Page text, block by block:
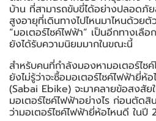
บ้าน ที่สามารถขับขี่ได้อย่างปลอดภั
สูงอายุที่เดินทางไปไหนมาไหนด้วยตั
“มอเตอร์ไซค์ไฟฟ้า” เป็นอีกทางเลื
ยังได้รับความนิยมมากในขณะนี้
สำหรับคนที่กำลังมองหามอเตอร์ไ
ยังไม่รู้ว่าจะซื้อมอเตอร์ไซค์ไฟฟ้ายี่ห้
(Sabai Ebike) จะมาคลายข้อสงสัยใ
มอเตอร์ไซค์ไฟฟ้าอย่างไร ก่อนตัดสิ
ว่ามอเตอร์ไซค์ไฟฟ้ายี่ห้อไหนดี ในปี